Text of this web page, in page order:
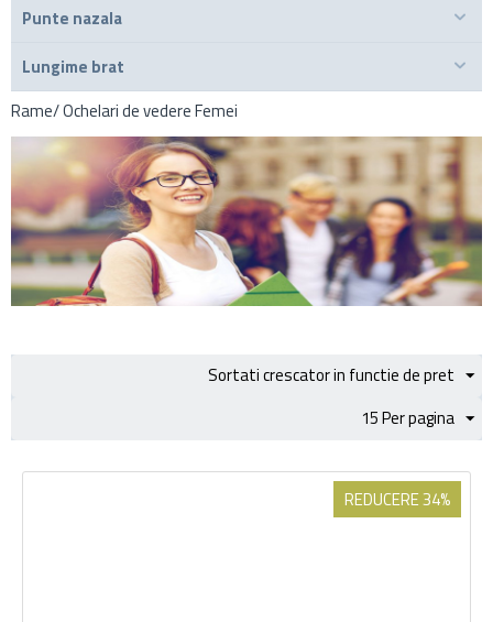
Punte nazala
Lungime brat
Rame/ Ochelari de vedere Femei
Sortati crescator in functie de pret
15 Per pagina
REDUCERE 34%